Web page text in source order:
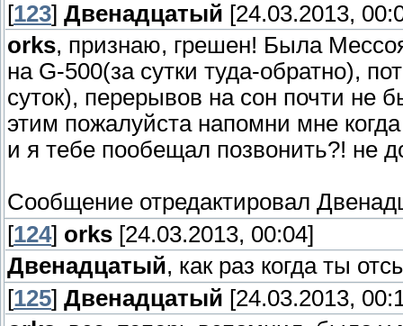
[123] Двенадцатый [24.03.2013,
orks, признаю, грешен! Была
на G-500(за сутки туда-обратно),
суток), перерывов на сон почти не
этим пожалуйста напомни мне
и я тебе пообещал позвонить?! не
Сообщение отредактировал
[124] orks [24.03.2013, 00:04]
Двенадцатый, как раз когда ты
[125] Двенадцатый [24.03.2013,